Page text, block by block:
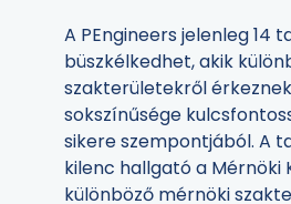
A PEngineers jelenleg 14
büszkélkedhet, akik
szakterületekről
sokszínűsége
sikere szempontjából. A
kilenc hallgató a Mérnöki
különböző mérnöki